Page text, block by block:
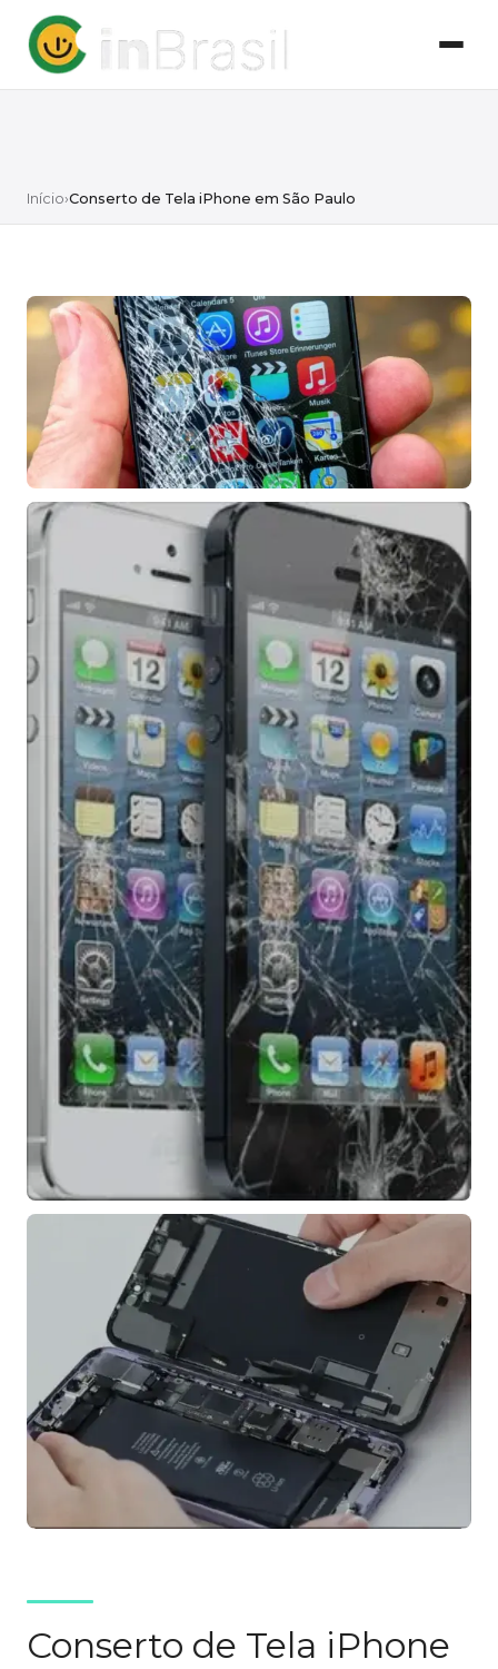
Início›Conserto de Tela iPhone em São Paulo
Conserto de Tela iPhone